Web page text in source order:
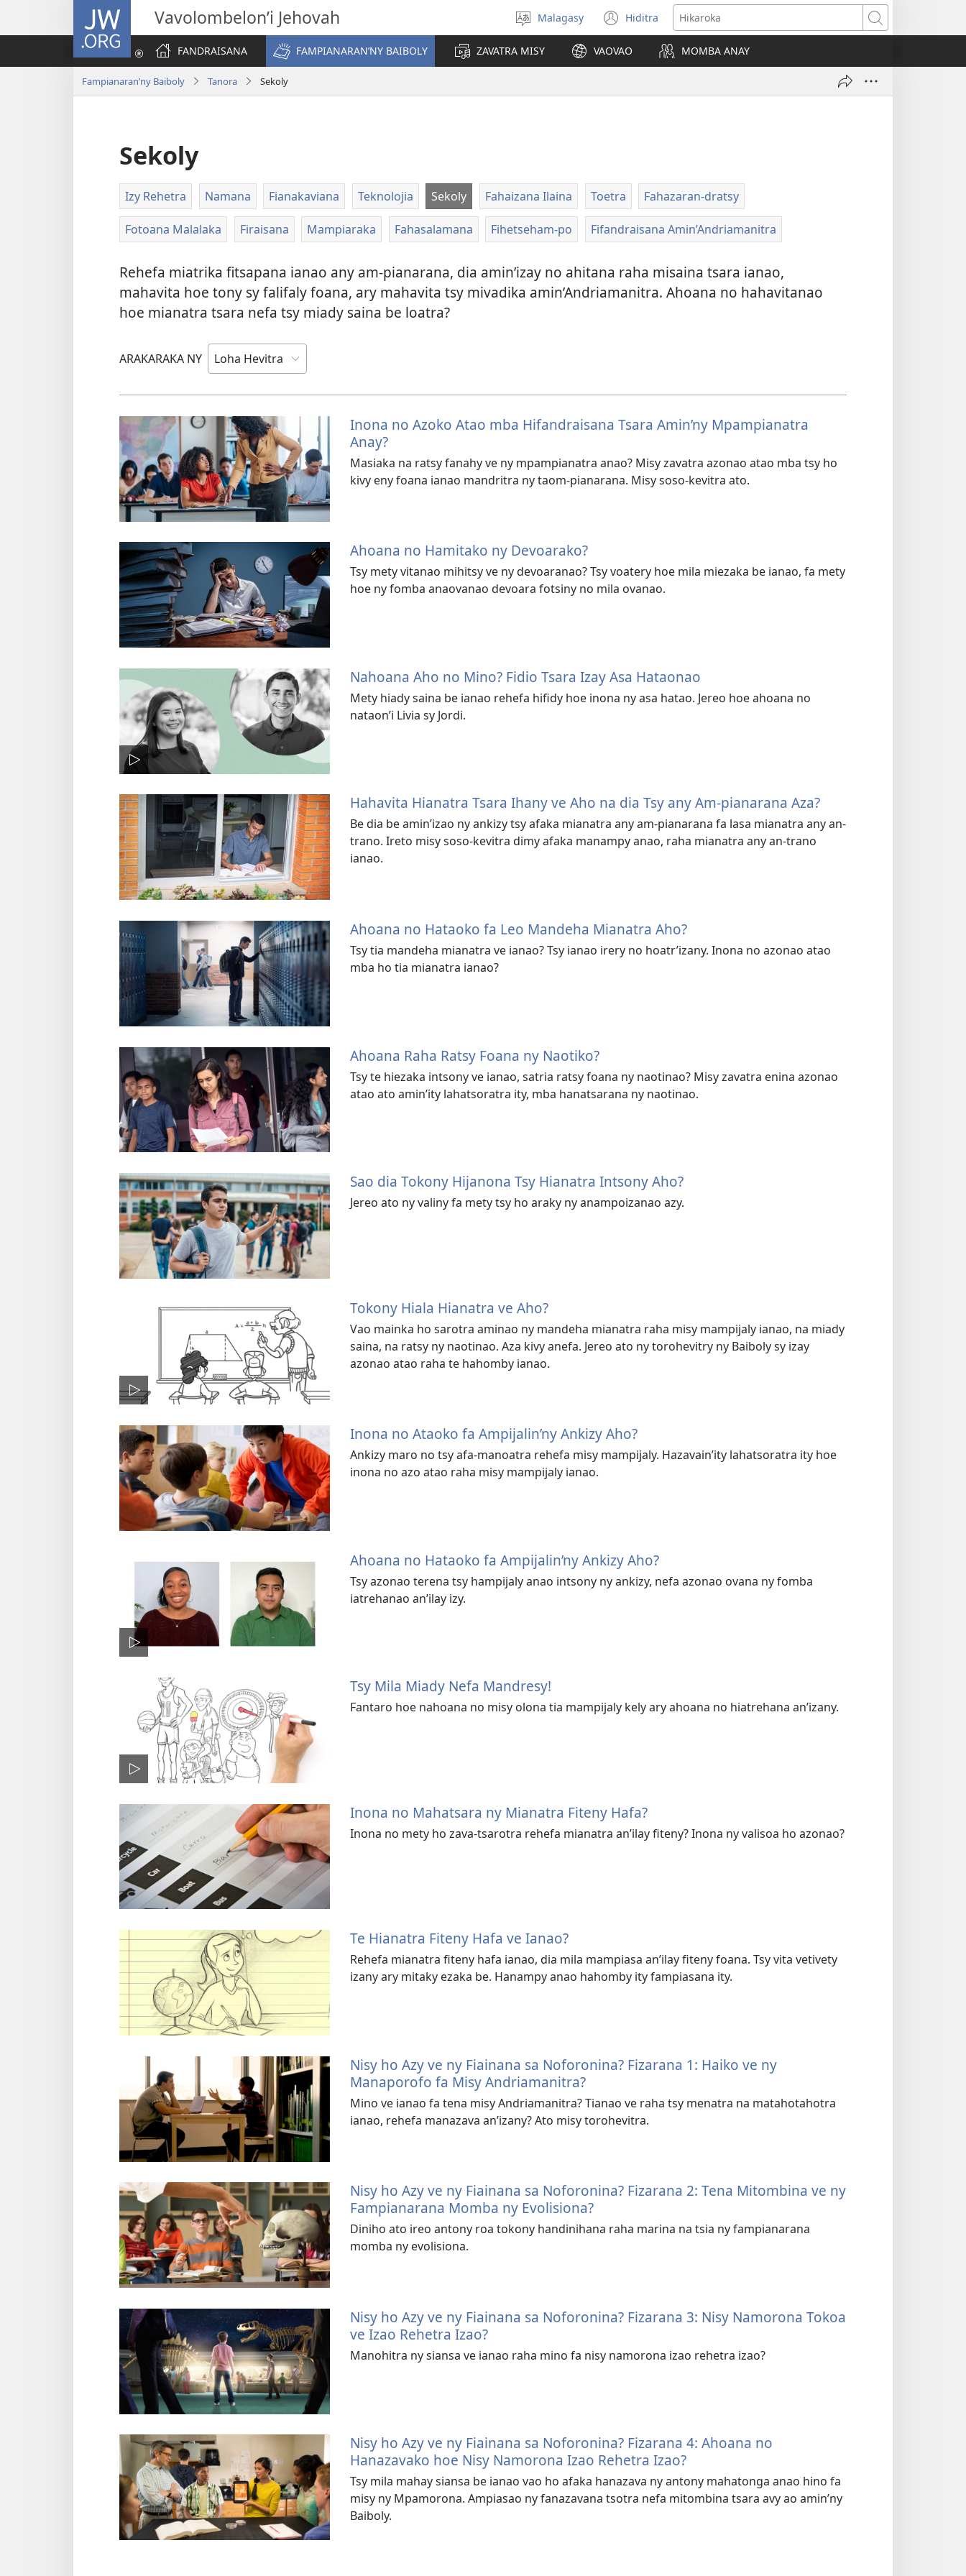
JW.ORG Vavolombelon’i Jehovah
Hifidy
fiteny
Malagasy Hiditra
(manokatra
rohy)
Hikaroka
FANDRAISANA
FAMPIANARAN’NY BAIBOLY ZAVATRA MISY VAOVAO MOMBA ANAY
Fampianaran’ny Baiboly Tanora Sekoly
Sekoly
Izy Rehetra Namana Fianakaviana Teknolojia Sekoly Fahaizana Ilaina Toetra Fahazaran-dratsy
Fotoana Malalaka Firaisana Mampiaraka Fahasalamana Fihetseham-po Fifandraisana Amin’Andriamanitra
Rehefa miatrika fitsapana ianao any am-pianarana, dia amin’izay no ahitana raha misaina tsara ianao,
mahavita hoe tony sy falifaly foana, ary mahavita tsy mivadika amin’Andriamanitra. Ahoana no hahavitanao
hoe mianatra tsara nefa tsy miady saina be loatra?
ARAKARAKA NY
Inona no Azoko Atao mba Hifandraisana Tsara Amin’ny Mpampianatra
Anay?
Masiaka na ratsy fanahy ve ny mpampianatra anao? Misy zavatra azonao atao mba tsy ho
kivy eny foana ianao mandritra ny taom-pianarana. Misy soso-kevitra ato.
Ahoana no Hamitako ny Devoarako?
Tsy mety vitanao mihitsy ve ny devoaranao? Tsy voatery hoe mila miezaka be ianao, fa mety
hoe ny fomba anaovanao devoara fotsiny no mila ovanao.
Nahoana Aho no Mino? Fidio Tsara Izay Asa Hataonao
Mety hiady saina be ianao rehefa hifidy hoe inona ny asa hatao. Jereo hoe ahoana no
nataon’i Livia sy Jordi.
Hahavita Hianatra Tsara Ihany ve Aho na dia Tsy any Am-pianarana Aza?
Be dia be amin’izao ny ankizy tsy afaka mianatra any am-pianarana fa lasa mianatra any an-
trano. Ireto misy soso-kevitra dimy afaka manampy anao, raha mianatra any an-trano
ianao.
Ahoana no Hataoko fa Leo Mandeha Mianatra Aho?
Tsy tia mandeha mianatra ve ianao? Tsy ianao irery no hoatr’izany. Inona no azonao atao
mba ho tia mianatra ianao?
Ahoana Raha Ratsy Foana ny Naotiko?
Tsy te hiezaka intsony ve ianao, satria ratsy foana ny naotinao? Misy zavatra enina azonao
atao ato amin’ity lahatsoratra ity, mba hanatsarana ny naotinao.
Sao dia Tokony Hijanona Tsy Hianatra Intsony Aho?
Jereo ato ny valiny fa mety tsy ho araky ny anampoizanao azy.
Tokony Hiala Hianatra ve Aho?
Vao mainka ho sarotra aminao ny mandeha mianatra raha misy mampijaly ianao, na miady
saina, na ratsy ny naotinao. Aza kivy anefa. Jereo ato ny torohevitry ny Baiboly sy izay
azonao atao raha te hahomby ianao.
Inona no Ataoko fa Ampijalin’ny Ankizy Aho?
Ankizy maro no tsy afa-manoatra rehefa misy mampijaly. Hazavain’ity lahatsoratra ity hoe
inona no azo atao raha misy mampijaly ianao.
Ahoana no Hataoko fa Ampijalin’ny Ankizy Aho?
Tsy azonao terena tsy hampijaly anao intsony ny ankizy, nefa azonao ovana ny fomba
iatrehanao an’ilay izy.
Tsy Mila Miady Nefa Mandresy!
Fantaro hoe nahoana no misy olona tia mampijaly kely ary ahoana no hiatrehana an’izany.
Inona no Mahatsara ny Mianatra Fiteny Hafa?
Inona no mety ho zava-tsarotra rehefa mianatra an’ilay fiteny? Inona ny valisoa ho azonao?
Te Hianatra Fiteny Hafa ve Ianao?
Rehefa mianatra fiteny hafa ianao, dia mila mampiasa an’ilay fiteny foana. Tsy vita vetivety
izany ary mitaky ezaka be. Hanampy anao hahomby ity fampiasana ity.
Nisy ho Azy ve ny Fiainana sa Noforonina? Fizarana 1: Haiko ve ny
Manaporofo fa Misy Andriamanitra?
Mino ve ianao fa tena misy Andriamanitra? Tianao ve raha tsy menatra na matahotahotra
ianao, rehefa manazava an’izany? Ato misy torohevitra.
Nisy ho Azy ve ny Fiainana sa Noforonina? Fizarana 2: Tena Mitombina ve ny
Fampianarana Momba ny Evolisiona?
Diniho ato ireo antony roa tokony handinihana raha marina na tsia ny fampianarana
momba ny evolisiona.
Nisy ho Azy ve ny Fiainana sa Noforonina? Fizarana 3: Nisy Namorona Tokoa
ve Izao Rehetra Izao?
Manohitra ny siansa ve ianao raha mino fa nisy namorona izao rehetra izao?
Nisy ho Azy ve ny Fiainana sa Noforonina? Fizarana 4: Ahoana no
Hanazavako hoe Nisy Namorona Izao Rehetra Izao?
Tsy mila mahay siansa be ianao vao ho afaka hanazava ny antony mahatonga anao hino fa
misy ny Mpamorona. Ampiasao ny fanazavana tsotra nefa mitombina tsara avy ao amin’ny
Baiboly.